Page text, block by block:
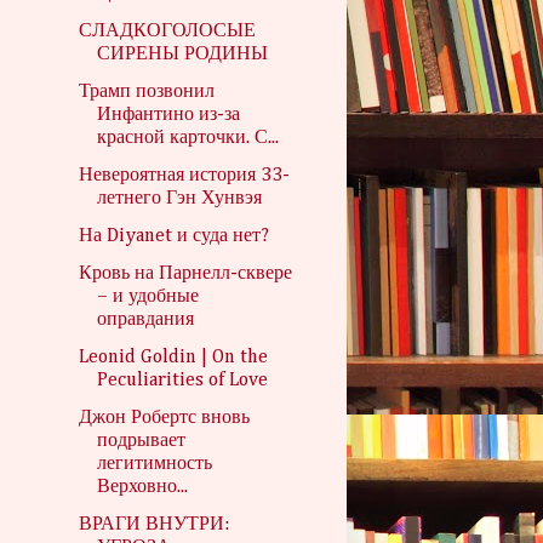
СЛАДКОГОЛОСЫЕ
СИРЕНЫ РОДИНЫ
Трамп позвонил
Инфантино из-за
красной карточки. С...
Невероятная история 33-
летнего Гэн Хунвэя
На Diyanet и суда нет?
Кровь на Парнелл-сквере
– и удобные
оправдания
Leonid Goldin | On the
Peculiarities of Love
Джон Робертс вновь
подрывает
легитимность
Верховно...
ВРАГИ ВНУТРИ: